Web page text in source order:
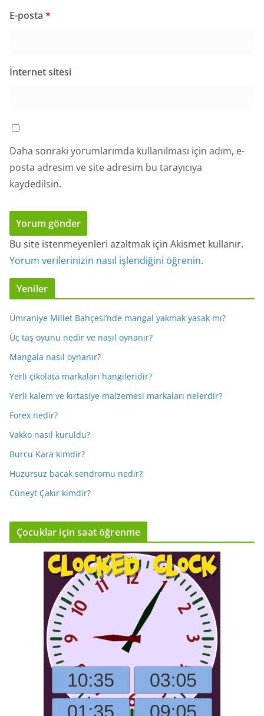
E-posta *
İnternet sitesi
Daha sonraki yorumlarımda kullanılması için adım, e-
posta adresim ve site adresim bu tarayıcıya
kaydedilsin.
Bu site istenmeyenleri azaltmak için Akismet kullanır.
Yorum verilerinizin nasıl işlendiğini öğrenin.
Yeniler
Ümraniye Millet Bahçesi’nde mangal yakmak yasak mı?
Üç taş oyunu nedir ve nasıl oynanır?
Mangala nasıl oynanır?
Yerli çikolata markaları hangileridir?
Yerli kalem ve kırtasiye malzemesi markaları nelerdir?
Forex nedir?
Vakko nasıl kuruldu?
Burcu Kara kimdir?
Huzursuz bacak sendromu nedir?
Cüneyt Çakır kimdir?
Çocuklar için saat öğrenme